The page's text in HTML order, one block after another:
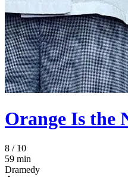
Orange Is the
8 / 10
59 min
Dramedy